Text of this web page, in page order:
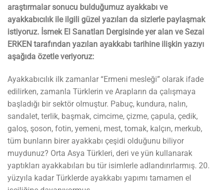
araştırmalar sonucu bulduğumuz ayakkabı ve
ayakkabıcılık ile ilgili güzel yazıları da sizlerle paylaşmak
istiyoruz. İsmek El Sanatları Dergisinde yer alan ve Sezai
ERKEN tarafından yazılan ayakkabı tarihine ilişkin yazıyı
aşağıda özetle veriyoruz:
Ayakkabıcılık ilk zamanlar “Ermeni mesleği” olarak ifade
edilirken, zamanla Türklerin ve Arapların da çalışmaya
başladığı bir sektör olmuştur. Pabuç, kundura, nalın,
sandalet, terlik, başmak, cimcime, çizme, çapula, çedik,
galoş, şoson, fotin, yemeni, mest, tomak, kalçın, merkub,
tüm bunların birer ayakkabı çeşidi olduğunu biliyor
muydunuz? Orta Asya Türkleri, deri ve yün kullanarak
yaptıkları ayakkabıları bu tür isimlerle adlandırırlarmış. 20.
yüzyıla kadar Türklerde ayakkabı yapımı tamamen el